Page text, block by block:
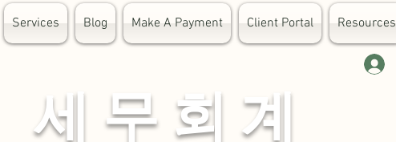
Services Blog Make A Payment Client Portal Resources
세 무 회 계